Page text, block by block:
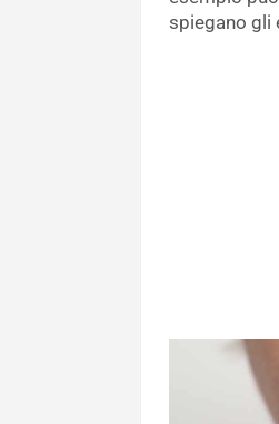
spiegano gli